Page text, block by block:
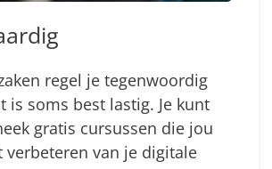
regel je tegenwoordig
is soms best lastig. Je kunt
gratis cursussen die jou
verbeteren van je digitale